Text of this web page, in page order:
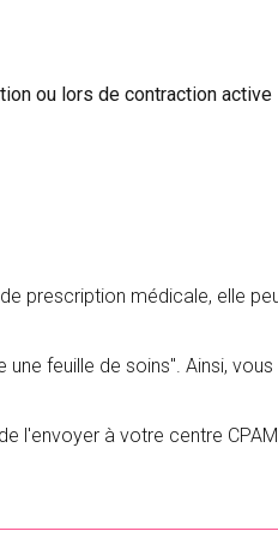
ou lors de contraction active
prescription médicale, elle
feuille de soins". Ainsi,
l'envoyer à votre centre